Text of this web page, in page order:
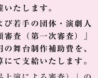
たします。
び若手の団体・演劇人
査（第一次審査）」
舞台制作補助費を、
て支給いたします。